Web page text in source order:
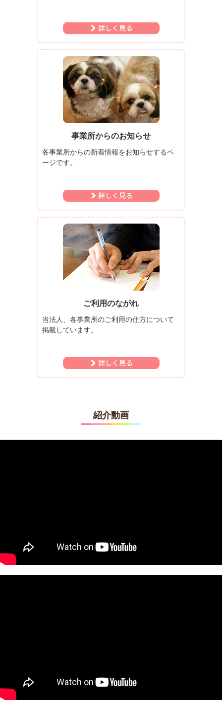
事業所からのお知らせ
各事業所からの新着情報をお知らせするペ
ージです。
ご利用のながれ
当法人、各事業所のご利用の仕方について
掲載しています。
紹介動画